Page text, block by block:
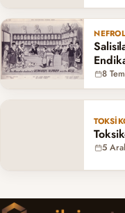
8
5